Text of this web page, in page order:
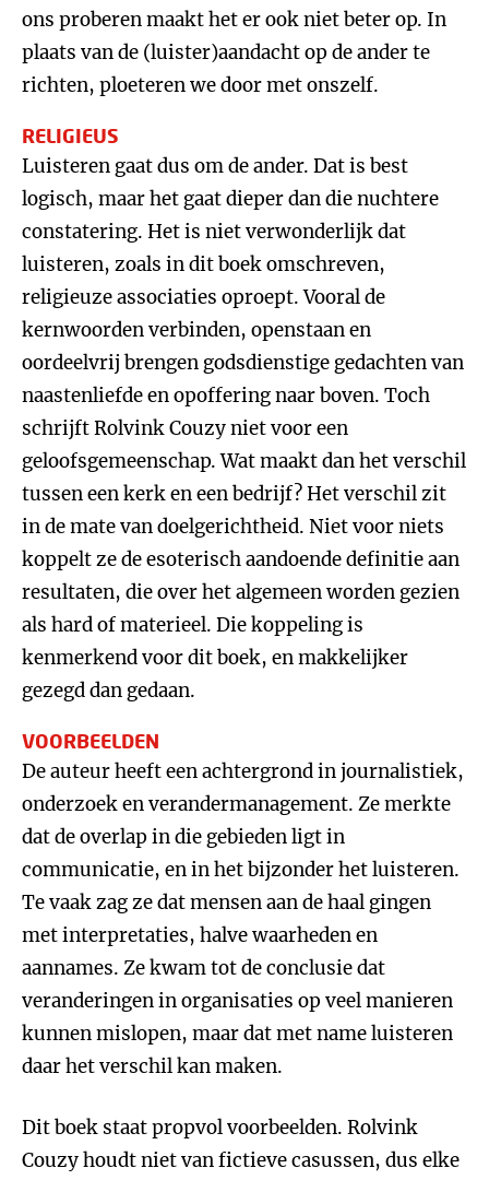
ons proberen maakt het er ook niet beter op. In
plaats van de (luister)aandacht op de ander te
richten, ploeteren we door met onszelf.
RELIGIEUS
Luisteren gaat dus om de ander. Dat is best
logisch, maar het gaat dieper dan die nuchtere
constatering. Het is niet verwonderlijk dat
luisteren, zoals in dit boek omschreven,
religieuze associaties oproept. Vooral de
kernwoorden verbinden, openstaan en
oordeelvrij brengen godsdienstige gedachten van
naastenliefde en opoffering naar boven. Toch
schrijft Rolvink Couzy niet voor een
geloofsgemeenschap. Wat maakt dan het verschil
tussen een kerk en een bedrijf? Het verschil zit
in de mate van doelgerichtheid. Niet voor niets
koppelt ze de esoterisch aandoende definitie aan
resultaten, die over het algemeen worden gezien
als hard of materieel. Die koppeling is
kenmerkend voor dit boek, en makkelijker
gezegd dan gedaan.
VOORBEELDEN
De auteur heeft een achtergrond in journalistiek,
onderzoek en verandermanagement. Ze merkte
dat de overlap in die gebieden ligt in
communicatie, en in het bijzonder het luisteren.
Te vaak zag ze dat mensen aan de haal gingen
met interpretaties, halve waarheden en
aannames. Ze kwam tot de conclusie dat
veranderingen in organisaties op veel manieren
kunnen mislopen, maar dat met name luisteren
daar het verschil kan maken.
Dit boek staat propvol voorbeelden. Rolvink
Couzy houdt niet van fictieve casussen, dus elke